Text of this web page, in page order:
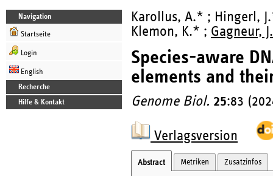
Navigation
Startseite
Login
English
Recherche
Hilfe & Kontakt
Karollus, A.* ; Hingerl,
Klemon, K.* ; Gagneur, J.
Species-aware
elements and
Genome Biol. 25:83
Verlagsversion
Abstract Metriken Zusatzinfos